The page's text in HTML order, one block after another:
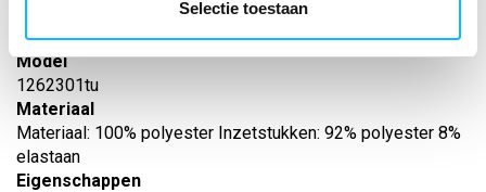
Selectie toestaan
Erima
Model
1262301tu
Materiaal
Materiaal: 100% polyester Inzetstukken: 92% polyester 8%
elastaan
Eigenschappen